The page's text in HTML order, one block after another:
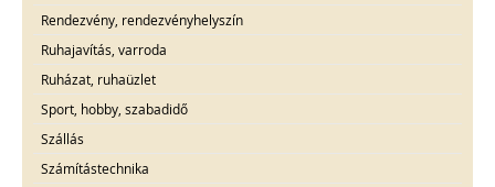
Rendezvény, rendezvényhelyszín
Ruhajavítás, varroda
Ruházat, ruhaüzlet
Sport, hobby, szabadidő
Szállás
Számítástechnika